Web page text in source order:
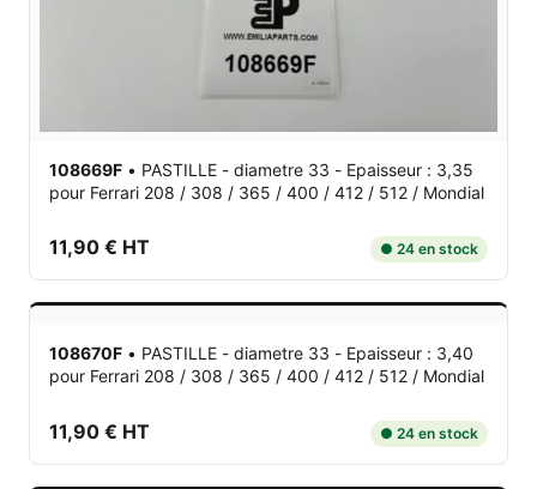
108669F • PASTILLE - diametre 33 - Epaisseur : 3,35
pour Ferrari 208 / 308 / 365 / 400 / 412 / 512 / Mondial
11,90 € HT ● 24 en stock
108670F • PASTILLE - diametre 33 - Epaisseur : 3,40
pour Ferrari 208 / 308 / 365 / 400 / 412 / 512 / Mondial
11,90 € HT ● 24 en stock